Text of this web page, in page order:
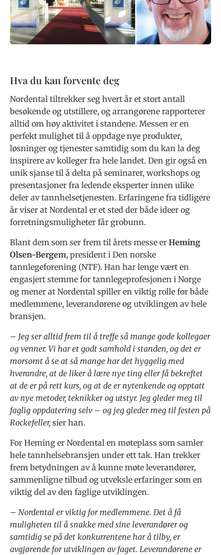
Hva du kan forvente deg
Nordental tiltrekker seg hvert år et stort antall
besøkende og utstillere, og arrangørene rapporterer
alltid om høy aktivitet i standene. Messen er en
perfekt mulighet til å oppdage nye produkter,
løsninger og tjenester samtidig som du kan la deg
inspirere av kolleger fra hele landet. Den gir også en
unik sjanse til å delta på seminarer, workshops og
presentasjoner fra ledende eksperter innen ulike
deler av tannhelsetjenesten. Erfaringene fra tidligere
år viser at Nordental er et sted der både ideer og
forretningsmuligheter får grobunn.
Blant dem som ser frem til årets messe er Heming
Olsen-Bergem, president i Den norske
tannlegeforening (NTF). Han har lenge vært en
engasjert stemme for tannlegeprofesjonen i Norge
og mener at Nordental spiller en viktig rolle for både
medlemmene, leverandørene og utviklingen av hele
bransjen.
– Jeg ser alltid frem til å treffe så mange gode kollegaer
og venner. Vi har et godt samhold i standen, og det er
morsomt å se at så mange har det hyggelig med
hverandre, at de liker å lære nye ting eller få bekreftet
at de er på rett kurs, og at de er nytenkende og opptatt
av nye metoder, teknikker og utstyr. Jeg gleder meg til
faglig oppdatering selv – og jeg gleder meg til festen på
Rockefeller, sier han.
For Heming er Nordental en møteplass som samler
hele tannhelsebransjen under ett tak. Han trekker
frem betydningen av å kunne møte leverandører,
sammenligne tilbud og utveksle erfaringer som en
viktig del av den faglige utviklingen.
– Nordental er viktig for medlemmene. Det å få
muligheten til å snakke med sine leverandører og
samtidig se på det konkurrentene har å tilby, er
avgjørende for utviklingen av faget. Leverandørene er